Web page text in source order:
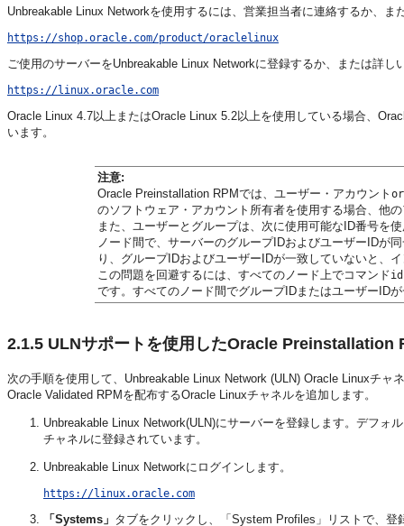
Unbreakable Linux Networkを使用するには、営業担当者に連絡するか、
https://shop.oracle.com/product/oraclelinux
ご使用のサーバーをUnbreakable Linux Networkに登録するか、または詳
https://linux.oracle.com
Oracle Linux 4.7以上またはOracle Linux 5.2以上を使用している場合、
います。
注意:
Oracle Preinstallation RPMでは、ユーザー・アカウント
のソフトウェア・アカウント所有者を使用する場合、他
また、ユーザーとグループは、次に使用可能なID番号を
ノード間で、サーバーのグループIDおよびユーザーIDが
り、グループIDおよびユーザーIDが一致していないと、
この問題を回避するには、すべてのノード上でコマンドid
です。すべてのノード間でグループIDまたはユーザーID
2.1.5 ULNサポートを使用したOracle Preinstallation
次の手順を使用して、Unbreakable Linux Network (ULN) Oracle Linuxチ
Oracle Validated RPMを配布するOracle Linuxチャネルを追加します。
Unbreakable Linux Network(ULN)にサーバーを登録します。デフ
チャネルに登録されています。
Unbreakable Linux Networkにログインします。
https://linux.oracle.com
「Systems」 タブをクリックし、「System Profiles」リストで、